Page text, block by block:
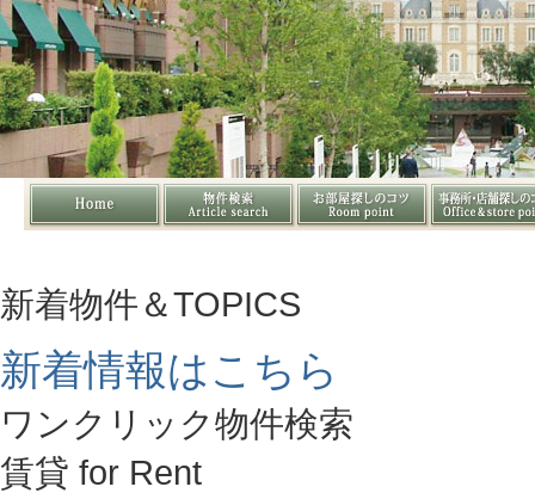
新着物件＆TOPICS
新着情報はこちら
ワンクリック物件検索
賃貸 for Rent